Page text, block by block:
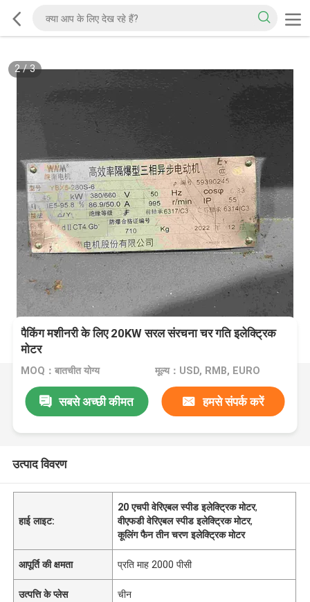
2/3
पैकिंग मशीनरी के लिए 20KW सरल संरचना चर गति इलेक्ट्रिक
मोटर
MOQ：बातचीत योग्य मूल्य：USD, RMB, EURO
सबसे अच्छी कीमत हमसे संपर्क करें
उत्पाद विवरण
हाई लाइट:
20 एचपी वेरिएबल स्पीड इलेक्ट्रिक मोटर,
वीएफडी वेरिएबल स्पीड इलेक्ट्रिक मोटर,
कूलिंग फैन तीन चरण इलेक्ट्रिक मोटर
आपूर्ति की क्षमता प्रति माह 2000 पीसी
उत्पत्ति के प्लेस चीन